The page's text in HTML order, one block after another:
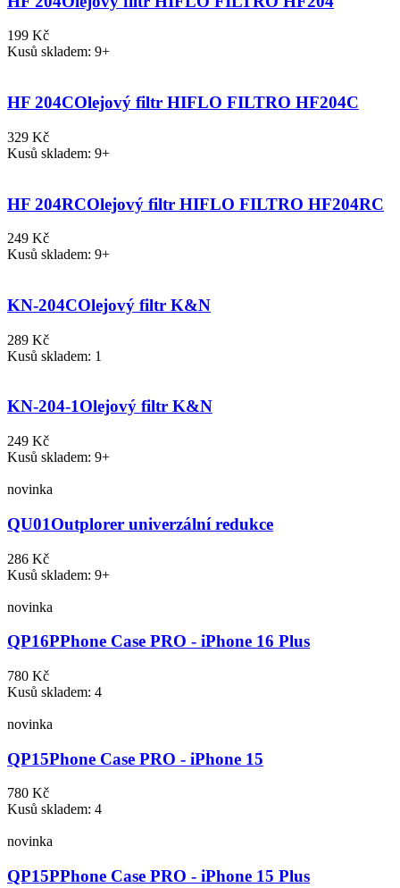
199 Kč
Kusů skladem: 9+
HF 204COlejový filtr HIFLO FILTRO HF204C
329 Kč
Kusů skladem: 9+
HF 204RCOlejový filtr HIFLO FILTRO HF204RC
249 Kč
Kusů skladem: 9+
KN-204COlejový filtr K&N
289 Kč
Kusů skladem: 1
KN-204-1Olejový filtr K&N
249 Kč
Kusů skladem: 9+
novinka
QU01Outplorer univerzální redukce
286 Kč
Kusů skladem: 9+
novinka
QP16PPhone Case PRO - iPhone 16 Plus
780 Kč
Kusů skladem: 4
novinka
QP15Phone Case PRO - iPhone 15
780 Kč
Kusů skladem: 4
novinka
QP15PPhone Case PRO - iPhone 15 Plus